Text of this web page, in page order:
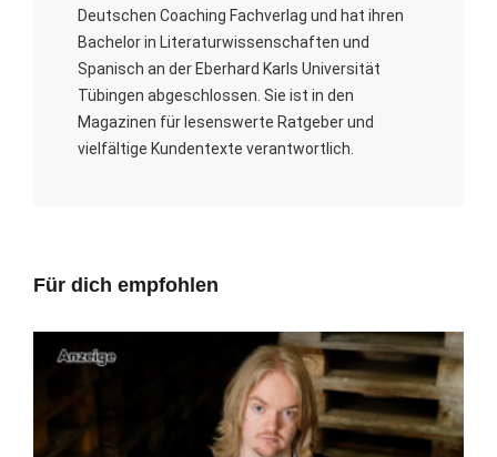
Deutschen Coaching Fachverlag und hat ihren
Bachelor in Literaturwissenschaften und
Spanisch an der Eberhard Karls Universität
Tübingen abgeschlossen. Sie ist in den
Magazinen für lesenswerte Ratgeber und
vielfältige Kundentexte verantwortlich.
Für dich empfohlen